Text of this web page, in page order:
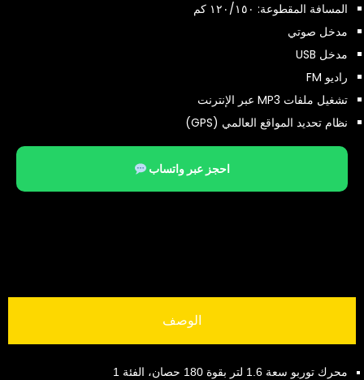
المسافة المقطوعة: ١٢٠/١٥٠ كم
مدخل صوتي
مدخل USB
راديو FM
تشغيل ملفات MP3 عبر الإنترنت
نظام تحديد المواقع العالمي (GPS)
احجز عبر واتساب
الوصف
محرك توربو سعة 1.6 لتر بقوة 180 حصان، الفئة 1